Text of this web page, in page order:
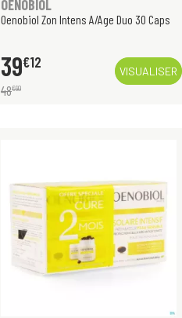
OENOBIOL
Oenobiol Zon Intens A/Age Duo 30 Caps
39€12
48€90
VISUALISER